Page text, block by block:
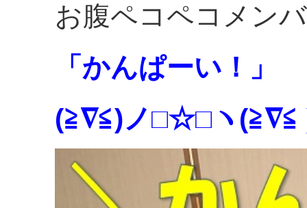
お腹ペコペコメン
「かんぱーい！」
(≧∇≦)ノ□☆□ヽ(≧∇≦